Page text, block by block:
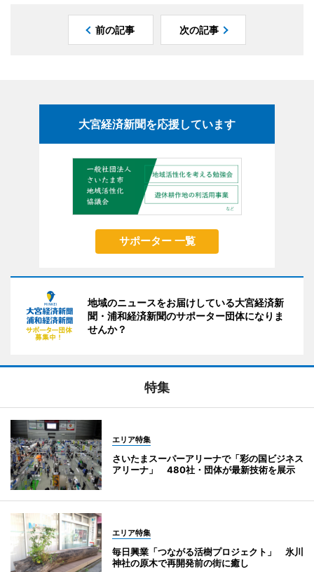
前の記事 次の記事
大宮経済新聞を応援しています
サポーター 一覧
地域のニュースをお届けしている大宮経済新
聞・浦和経済新聞のサポーター団体になりま
せんか？
特集
エリア特集
さいたまスーパーアリーナで「彩の国ビジネス
アリーナ」 480社・団体が最新技術を展示
エリア特集
毎日興業「つながる活樹プロジェクト」 氷川
神社の原木で再開発前の街に癒し